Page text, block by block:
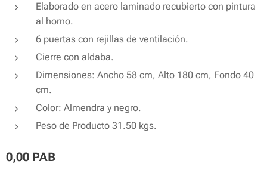
Elaborado en acero laminado recubierto con pintura
al horno.
6 puertas con rejillas de ventilación.
Cierre con aldaba.
Dimensiones: Ancho 58 cm, Alto 180 cm, Fondo 40
cm.
Color: Almendra y negro.
Peso de Producto 31.50 kgs.
0,00 PAB